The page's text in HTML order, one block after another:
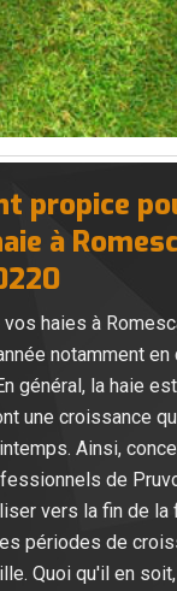
propice
à
haies à
notamment en
général, la haie
une croissance
Ainsi,
de
vers la fin de la
périodes de
Quoi qu'il en